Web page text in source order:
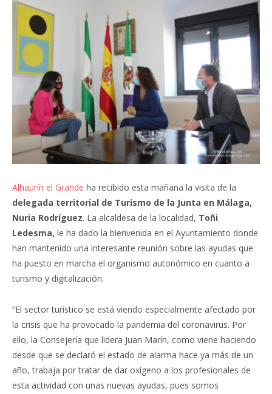
Alhaurín el Grande ha recibido esta mañana la visita de la
delegada territorial de Turismo de la Junta en Málaga,
Nuria Rodríguez. La alcaldesa de la localidad, Toñi
Ledesma, le ha dado la bienvenida en el Ayuntamiento donde
han mantenido una interesante reunión sobre las ayudas que
ha puesto en marcha el organismo autonómico en cuanto a
turismo y digitalización.
“El sector turístico se está viendo especialmente afectado por
la crisis que ha provocado la pandemia del coronavirus. Por
ello, la Consejería que lidera Juan Marín, como viene haciendo
desde que se declaró el estado de alarma hace ya más de un
año, trabaja por tratar de dar oxígeno a los profesionales de
esta actividad con unas nuevas ayudas, pues somos